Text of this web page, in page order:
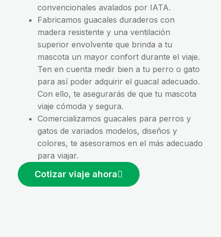
convencionales avalados por IATA.
Fabricamos guacales duraderos con
madera resistente y una ventilación
superior envolvente que brinda a tu
mascota un mayor confort durante el viaje.
Ten en cuenta medir bien a tu perro o gato
para así poder adquirir el guacal adecuado.
Con ello, te asegurarás de que tu mascota
viaje cómoda y segura.
Comercializamos guacales para perros y
gatos de variados modelos, diseños y
colores, te asesoramos en el más adecuado
para viajar.
Cotizar viaje ahora